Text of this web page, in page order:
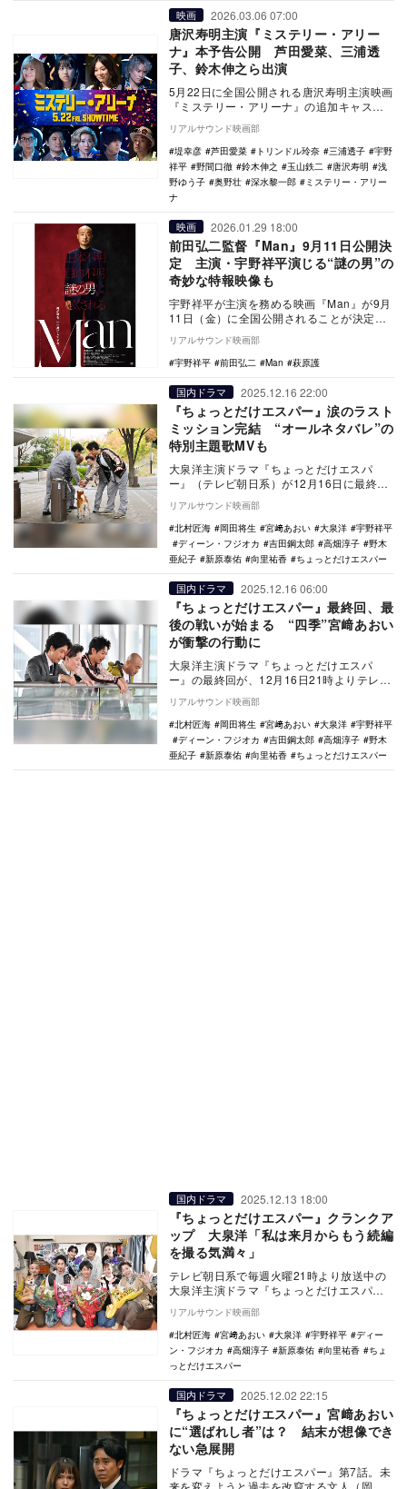
映画 2026.03.06 07:00
唐沢寿明主演『ミステリー・アリー
ナ』本予告公開 芦田愛菜、三浦透
子、鈴木伸之ら出演
5月22日に全国公開される唐沢寿明主演映画
『ミステリー・アリーナ』の追加キャスト
として、芦田愛菜、三浦透子、鈴木伸之、
トリンドル…
リアルサウンド映画部
堤幸彦
芦田愛菜 トリンドル玲奈 三浦透子
宇野
祥平
野間口徹 鈴木伸之 玉山鉄二 唐沢寿明
浅
野ゆう子
奥野壮 深水黎一郎
ミステリー・アリー
ナ
映画 2026.01.29 18:00
前田弘二監督『Man』9月11日公開決
定 主演・宇野祥平演じる“謎の男”の
奇妙な特報映像も
宇野祥平が主演を務める映画『Man』が9月
11日（金）に全国公開されることが決定。
あわせてポスタービジュアルと特報映像が
公開され…
リアルサウンド映画部
宇野祥平
前田弘二 Man 萩原護
国内ドラマ 2025.12.16 22:00
『ちょっとだけエスパー』涙のラスト
ミッション完結 “オールネタバレ”の
特別主題歌MVも
大泉洋主演ドラマ『ちょっとだけエスパ
ー』（テレビ朝日系）が12月16日に最終回
を迎えた。 TVerで『ちょっとだけエスパ
ー』を…
リアルサウンド映画部
北村匠海
岡田将生 宮﨑あおい 大泉洋
宇野祥平
ディーン・フジオカ
吉田鋼太郎 高畑淳子
野木
亜紀子
新原泰佑 向里祐香 ちょっとだけエスパー
国内ドラマ 2025.12.16 06:00
『ちょっとだけエスパー』最終回、最
後の戦いが始まる “四季”宮﨑あおい
が衝撃の行動に
大泉洋主演ドラマ『ちょっとだけエスパ
ー』の最終回が、12月16日21時よりテレビ
朝日系で放送される。 TVerで『ちょっとだ
け…
リアルサウンド映画部
北村匠海
岡田将生 宮﨑あおい 大泉洋
宇野祥平
ディーン・フジオカ
吉田鋼太郎 高畑淳子
野木
亜紀子
新原泰佑 向里祐香 ちょっとだけエスパー
国内ドラマ 2025.12.13 18:00
『ちょっとだけエスパー』クランクア
ップ 大泉洋「私は来月からもう続編
を撮る気満々」
テレビ朝日系で毎週火曜21時より放送中の
大泉洋主演ドラマ『ちょっとだけエスパ
ー』がクランクアップを迎えた。 TVerで
『ちょっ…
リアルサウンド映画部
北村匠海
宮﨑あおい 大泉洋 宇野祥平
ディー
ン・フジオカ
高畑淳子 新原泰佑 向里祐香
ちょ
っとだけエスパー
国内ドラマ 2025.12.02 22:15
『ちょっとだけエスパー』宮﨑あおい
に“選ばれし者”は？ 結末が想像でき
ない急展開
ドラマ『ちょっとだけエスパー』第7話。未
来を変えようと過去を改竄する文人（岡田